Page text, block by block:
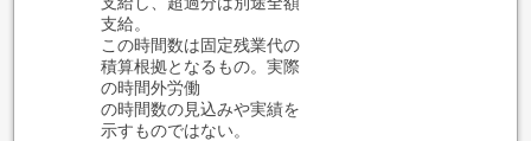
支給。
この時間数は固定残業代の
積算根拠となるもの。実際
の時間外労働
の時間数の見込みや実績を
示すものではない。